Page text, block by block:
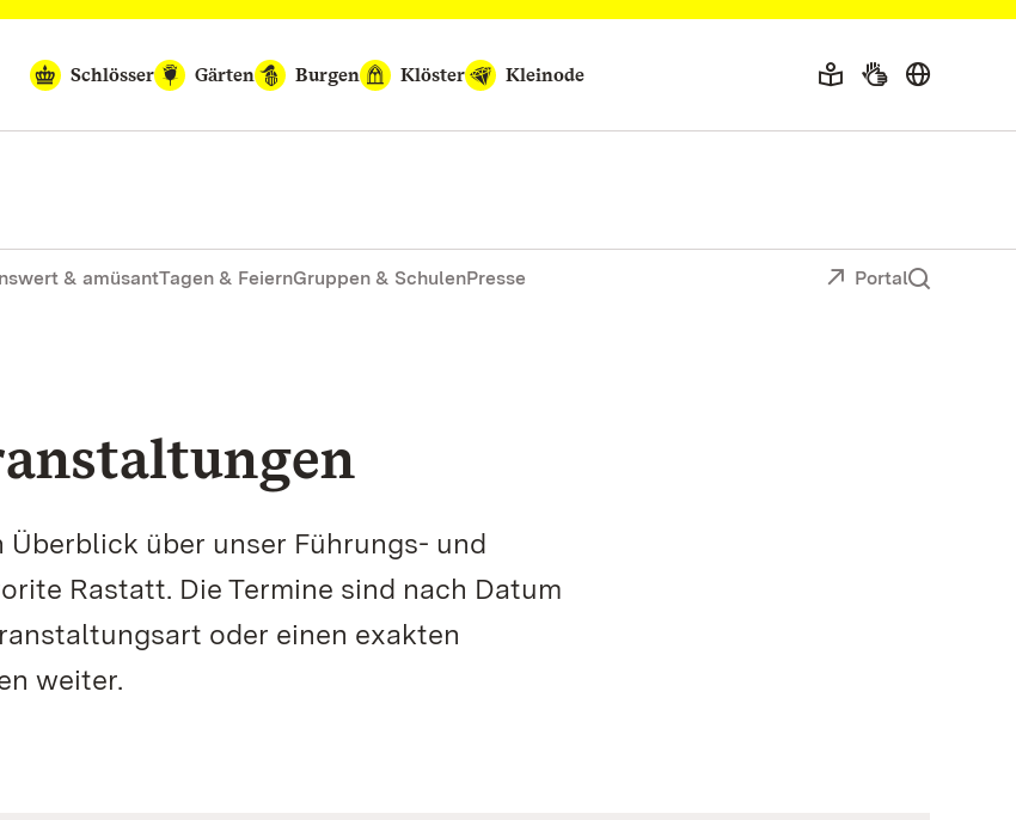
Schlösser
Gärten Burgen Klöster Kleinode
& amüsantTagen & FeiernGruppen & SchulenPresse Portal
über unser Führungs- und
Rastatt. Die Termine sind nach Datum
oder einen exakten
weiter.